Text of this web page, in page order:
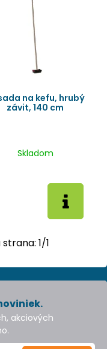
na kefu, hrubý
závit, 140 cm
Skladom
strana: 1/1
akciových